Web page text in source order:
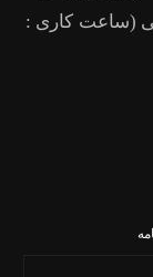
(ساعت کاری :